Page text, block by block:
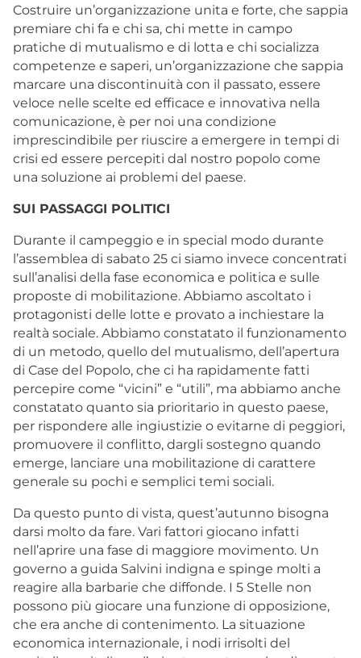
Costruire un’organizzazione unita e forte, che sappia
premiare chi fa e chi sa, chi mette in campo
pratiche di mutualismo e di lotta e chi socializza
competenze e saperi, un’organizzazione che sappia
marcare una discontinuità con il passato, essere
veloce nelle scelte ed efficace e innovativa nella
comunicazione, è per noi una condizione
imprescindibile per riuscire a emergere in tempi di
crisi ed essere percepiti dal nostro popolo come
una soluzione ai problemi del paese.
SUI PASSAGGI POLITICI
Durante il campeggio e in special modo durante
l’assemblea di sabato 25 ci siamo invece concentrati
sull’analisi della fase economica e politica e sulle
proposte di mobilitazione. Abbiamo ascoltato i
protagonisti delle lotte e provato a inchiestare la
realtà sociale. Abbiamo constatato il funzionamento
di un metodo, quello del mutualismo, dell’apertura
di Case del Popolo, che ci ha rapidamente fatti
percepire come “vicini” e “utili”, ma abbiamo anche
constatato quanto sia prioritario in questo paese,
per rispondere alle ingiustizie o evitarne di peggiori,
promuovere il conflitto, dargli sostegno quando
emerge, lanciare una mobilitazione di carattere
generale su pochi e semplici temi sociali.
Da questo punto di vista, quest’autunno bisogna
darsi molto da fare. Vari fattori giocano infatti
nell’aprire una fase di maggiore movimento. Un
governo a guida Salvini indigna e spinge molti a
reagire alla barbarie che diffonde. I 5 Stelle non
possono più giocare una funzione di opposizione,
che era anche di contenimento. La situazione
economica internazionale, i nodi irrisolti del